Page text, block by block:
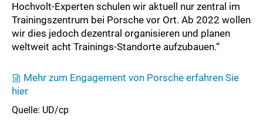
Hochvolt-Experten schulen wir aktuell nur zentral im
Trainingszentrum bei Porsche vor Ort. Ab 2022 wollen
wir dies jedoch dezentral organisieren und planen
weltweit acht Trainings-Standorte aufzubauen.“
Mehr zum Engagement von Porsche erfahren Sie
hier
Quelle: UD/cp